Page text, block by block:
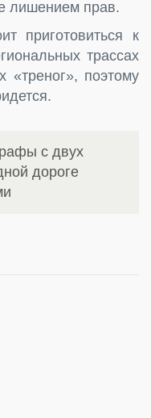
лишением прав.
приготовиться к
трассах
«треног», поэтому
с двух
дороге